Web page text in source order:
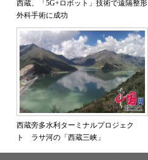
西蔵、「5G+ロボット」技術で遠隔整形
外科手術に成功
西蔵​旁多水利ターミナルプロジェク
ト ラサ河の「西蔵三峡」